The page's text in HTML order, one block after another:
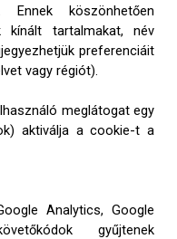
köszönhetően
kínált tartalmakat, név
preferenciáit
vagy régiót).
meglátogat egy
aktiválja a cookie-t a
Analytics, Google
gyűjtenek